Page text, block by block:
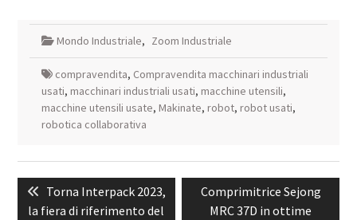
Mondo Industriale, Zoom Industriale
compravendita, Compravendita macchinari industriali
usati, macchinari industriali usati, macchine utensili,
macchine utensili usate, Makinate, robot, robot usati,
robotica collaborativa
Navigazione
articoliPrevious
post:
Torna Interpack 2023,
la fiera di riferimento del
Next
post:
Comprimitrice Sejong
MRC 37D in ottime